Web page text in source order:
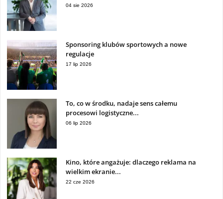
04 sie 2026
Sponsoring klubów sportowych a nowe
regulacje
17 lip 2026
To, co w środku, nadaje sens całemu
procesowi logistyczne...
06 lip 2026
Kino, które angażuje: dlaczego reklama na
wielkim ekranie...
22 cze 2026